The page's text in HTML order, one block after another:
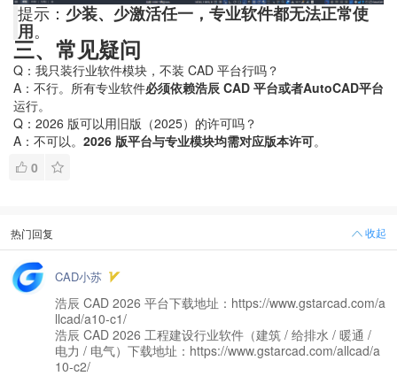
提示： 少装、少激活任一，专业软件都无法正常使
用。
三、常见疑问
Q：我只装行业软件模块，不装 CAD 平台行吗？
A：不行。所有专业软件必须依赖浩辰 CAD 平台或者AutoCAD平台
运行。
Q：2026 版可以用旧版（2025）的许可吗？
A：不可以。 2026 版平台与专业模块均需对应版本许可。
0
热门回复 收起
CAD小苏
浩辰 CAD 2026 平台下载地址：https://www.gstarcad.com/a
llcad/a10-c1/
浩辰 CAD 2026 工程建设行业软件（建筑 / 给排水 / 暖通 /
电力 / 电气）下载地址：https://www.gstarcad.com/allcad/a
10-c2/